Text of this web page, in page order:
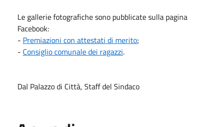
Le gallerie fotografiche sono pubblicate sulla pagina
Facebook:
- Premiazioni con attestati di merito;
- Consiglio comunale dei ragazzi.
Dal Palazzo di Città, Staff del Sindaco